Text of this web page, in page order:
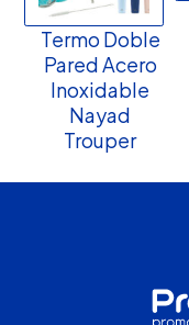
Termo Doble
Pared Acero
Inoxidable
Nayad
Trouper